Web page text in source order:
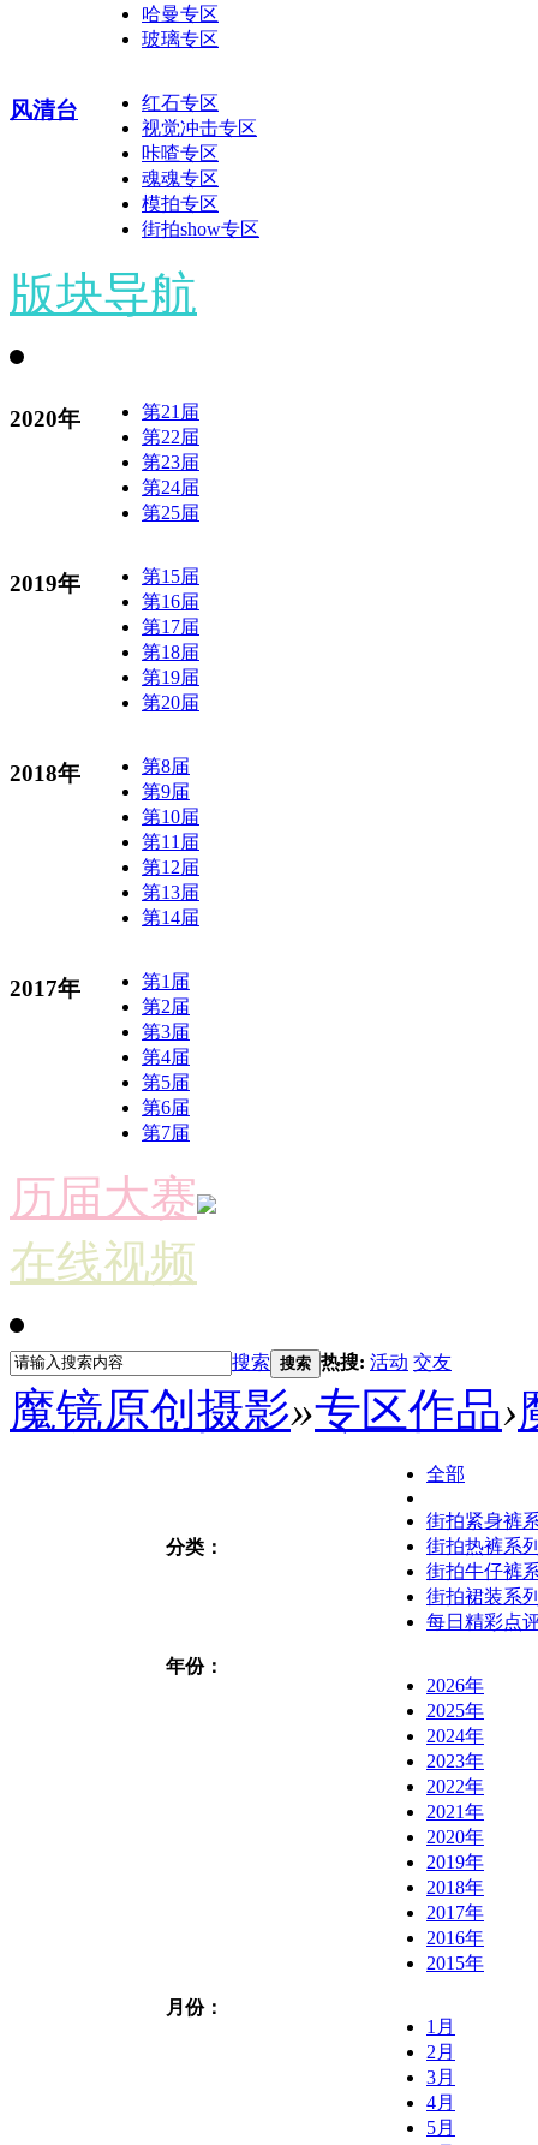
哈曼专区
玻璃专区
风清台
红石专区
视觉冲击专区
咔喳专区
魂魂专区
模拍专区
街拍show专区
版块导航
2020年
第21届
第22届
第23届
第24届
第25届
2019年
第15届
第16届
第17届
第18届
第19届
第20届
2018年
第8届
第9届
第10届
第11届
第12届
第13届
第14届
2017年
第1届
第2届
第3届
第4届
第5届
第6届
第7届
历届大赛
在线视频
搜索 搜索 热搜: 活动 交友
魔镜原创摄影»专区作品›
分类：
全部
街拍紧身裤
街拍热裤系
街拍牛仔裤
街拍裙装系
每日精彩点
年份：
2026年
2025年
2024年
2023年
2022年
2021年
2020年
2019年
2018年
2017年
2016年
2015年
月份：
1月
2月
3月
4月
5月